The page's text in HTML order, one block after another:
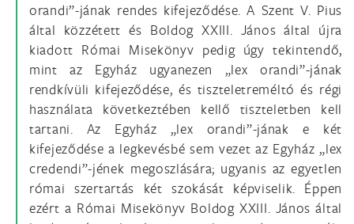
orandi”-jának rendes kifejeződése. A Szent V. Pius
által közzétett és Boldog XXIII. János által újra
kiadott Római Misekönyv pedig úgy tekintendő,
mint az Egyház ugyanezen „lex orandi”-jának
rendkívüli kifejeződése, és tiszteletreméltó és régi
használata következtében kellő tiszteletben kell
tartani. Az Egyház „lex orandi”-jának e két
kifejeződése a legkevésbé sem vezet az Egyház „lex
credendi”-jének megoszlására; ugyanis az egyetlen
római szertartás két szokását képviselik. Éppen
ezért a Római Misekönyv Boldog XXIII. János által